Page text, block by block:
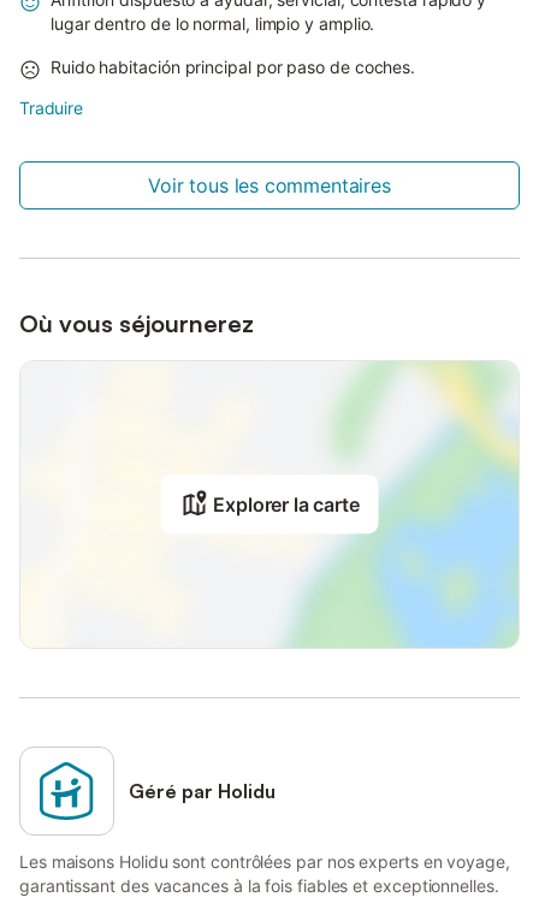
lugar dentro de lo normal, limpio y amplio.
Ruido habitación principal por paso de coches.
Traduire
Voir tous les commentaires
Où vous séjournerez
Explorer la carte
Géré par Holidu
Les maisons Holidu sont contrôlées par nos experts en voyage,
garantissant des vacances à la fois fiables et exceptionnelles.